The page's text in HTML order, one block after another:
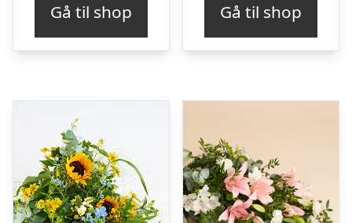
Gå til shop Gå til shop